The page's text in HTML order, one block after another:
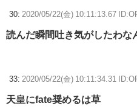
30: 2020/05/22(金) 10:11:13.67
読んだ瞬間吐き気がしたわな
33: 2020/05/22(金) 10:11:34.31
天皇にfate奨めるは草